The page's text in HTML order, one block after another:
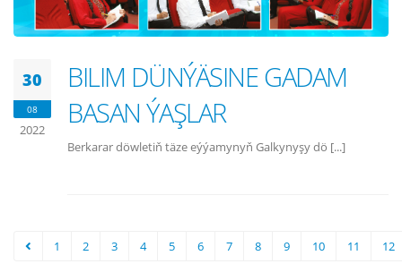
30
08
2022
BILIM DÜNÝÄSINE GADAM
BASAN ÝAŞLAR
Berkarar döwletiň täze eýýamynyň Galkynyşy dö [...]
1 2 3 4 5 6 7 8 9 10 11 12